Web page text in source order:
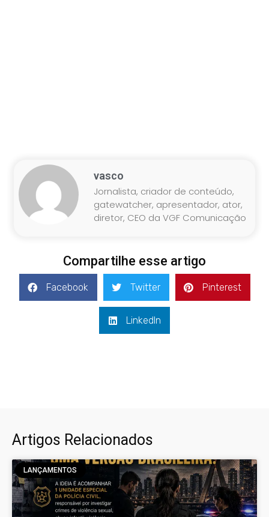
vasco
Jornalista, criador de conteúdo,
gatewatcher, apresentador, ator,
diretor, CEO da VGF Comunicação
Compartilhe esse artigo
Facebook Twitter Pinterest
LinkedIn
Artigos Relacionados
LANÇAMENTOS